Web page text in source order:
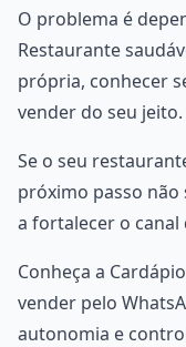
O problema é
Restaurante
própria, conhecer
vender do seu jeito.
Se o seu
próximo passo não
a fortalecer o canal
Conheça a
vender pelo
autonomia e